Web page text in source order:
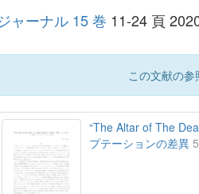
ャーナル 15 巻 11-24 頁
この文献の
“The Altar of The
プテーションの差異